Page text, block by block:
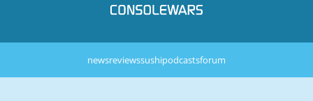
newsreviewssushipodcastsforum